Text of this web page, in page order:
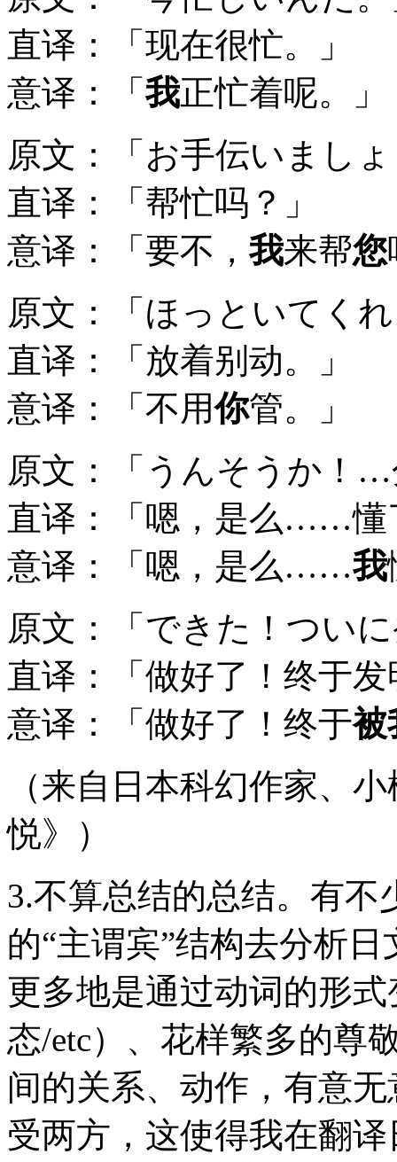
直译：「现在很忙。」
意译：「 我正忙着呢。」
原文：「お手伝いまし
直译：「帮忙吗？」
意译：「要不， 我来帮您
原文：「ほっといてく
直译：「放着别动。」
意译：「不用你管。」
原文：「うんそうか！
直译：「嗯，是么……懂
意译：「嗯，是么……我
原文：「できた！つい
直译：「做好了！终于
意译：「做好了！终于被
（来自日本科幻作家、
悦》）
3.不算总结的总结。有不
的“主谓宾”结构去分析
更多地是通过动词的形
态/etc）、花样繁多的尊
间的关系、动作，有意
受两方，这使得我在翻